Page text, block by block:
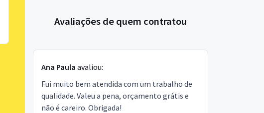
Avaliações de quem contratou
Ana Paula avaliou:
Fui muito bem atendida com um trabalho de
qualidade. Valeu a pena, orçamento grátis e
não é careiro. Obrigada!